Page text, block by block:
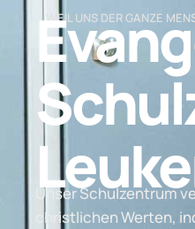
… WEIL UNS DER GANZE
Unser Schulzentrum
christlichen Werten,